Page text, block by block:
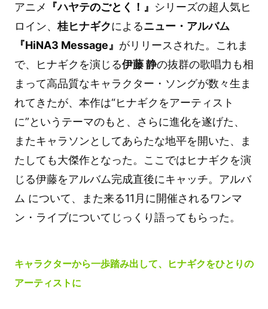
アニメ 『ハヤテのごとく！ 』 シリーズの超人気ヒ
ロイン、桂ヒナギクによるニュー・アルバム
『HiNA3 Message』 がリリースされた。これま
で、ヒナギクを演じる伊藤 静の抜群の歌唱力も相
まって高品質なキャラクター・ソングが数々生ま
れてきたが、本作は“ヒナギクをアーティスト
に”というテーマのもと、さらに進化を遂げた、
またキャラソンとしてあらたな地平を開いた、ま
たしても大傑作となった。ここではヒナギクを演
じる伊藤をアルバム完成直後にキャッチ。アルバ
ム について、また来る11月に開催されるワンマ
ン・ライブについてじっくり語ってもらった。
キャラクターから一歩踏み出して、ヒナギクをひとりの
アーティストに